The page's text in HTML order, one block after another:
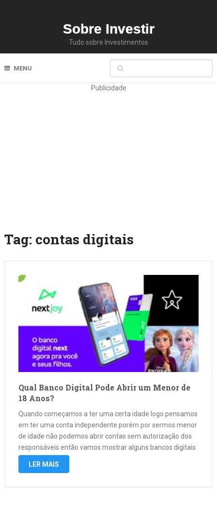
Sobre Investir
Tudo sobre Investimentos
MENU
Publicidade
Tag: contas digitais
Qual Banco Digital Pode Abrir um Menor de
18 Anos?
Quando começamos a ter uma certa idade logo pensamos
em ter uma conta independente porém por sermos menor
de idade não podemos abrir contas sem autorização dos
responsáveis então vamos mostrar alguns bancos digitais
que você pode abrir a sua conta com a autorização dos
LER MAIS